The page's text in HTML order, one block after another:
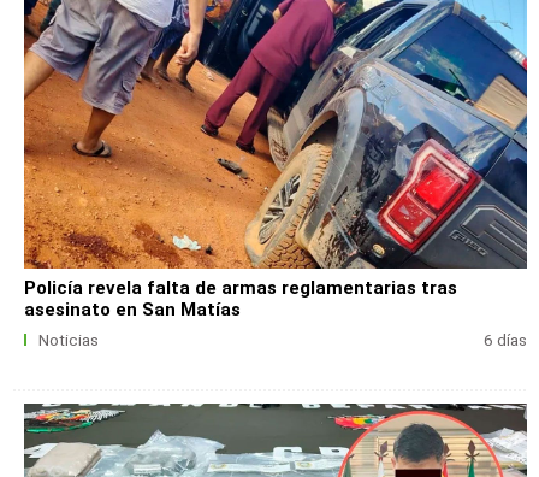
Policía revela falta de armas reglamentarias tras
asesinato en San Matías
Noticias 6 días